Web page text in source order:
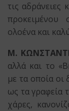
τις αδράνειες
προκειμένου
ολοένα και
Μ.
αλλά και το
με τα οποία οι
ως τα γραφεία
χάρες,